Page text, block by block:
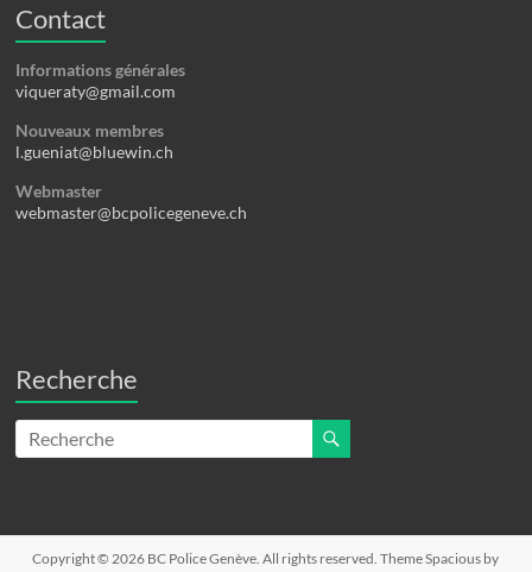
Contact
Informations générales
viqueraty@gmail.com
Nouveaux membres
l.gueniat@bluewin.ch
Webmaster
webmaster@bcpolicegeneve.ch
Recherche
Copyright © 2026 BC Police Genève . All rights reserved. ThemeSpacious by